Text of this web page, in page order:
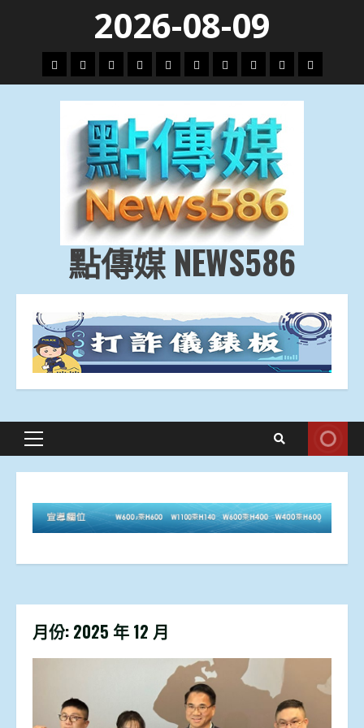
content
2026-08-09
頭
條
財
經
地
方.
會
文
教.
技
專
題
娛
樂
劇
政
治
國
際
運
動
生
活
點傳媒 NEWS586
Primary
月份: 2025 年 12 月